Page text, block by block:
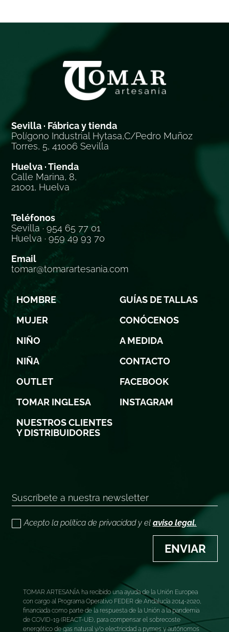
Sevilla · Fábrica y tienda
Polígono Industrial Hytasa,C/Pedro Muñoz
Torres, 5, 41006 Sevilla
Huelva · Tienda
Calle Marina, 8,
21001, Huelva
Teléfonos
Sevilla · 954 65 77 01
Huelva · 959 49 93 70
Email
tomar@tomarartesania.com
HOMBRE
MUJER
NIÑO
NIÑA
OUTLET
TOMAR INGLESA
NUESTROS CLIENTES
Y DISTRIBUIDORES
GUÍAS DE TALLAS
CONÓCENOS
A MEDIDA
CONTACTO
FACEBOOK
INSTAGRAM
Acepto la política de privacidad y el aviso legal.
ENVIAR
TOMAR ARTESANÍA ha recibido una ayuda de la Unión Europea
con cargo al Programa Operativo FEDER de Andalucía 2014-2020,
financiada como parte de la respuesta de la Unión a la pandemia
de COVID-19 (REACT-UE), para compensar el sobrecoste
energético de gas natural y/o electricidad a pymes y autónomos